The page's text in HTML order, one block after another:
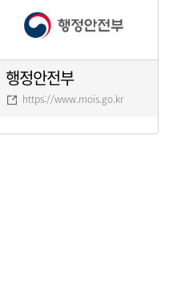
행정안전부
https://www.mois.go.kr